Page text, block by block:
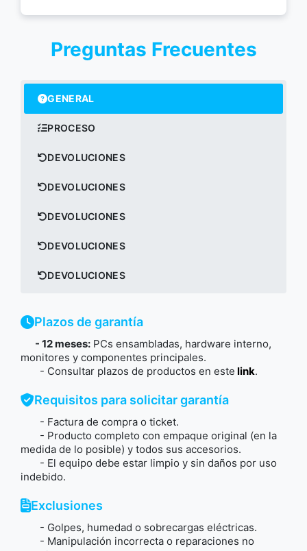
Preguntas Frecuentes
GENERAL
PROCESO
DEVOLUCIONES
DEVOLUCIONES
DEVOLUCIONES
DEVOLUCIONES
DEVOLUCIONES
Plazos de garantía
- 12 meses: PCs ensambladas, hardware interno,
monitores y componentes principales.
- Consultar plazos de productos en este link.
Requisitos para solicitar garantía
- Factura de compra o ticket.
- Producto completo con empaque original (en la
medida de lo posible) y todos sus accesorios.
- El equipo debe estar limpio y sin daños por uso
indebido.
Exclusiones
- Golpes, humedad o sobrecargas eléctricas.
- Manipulación incorrecta o reparaciones no